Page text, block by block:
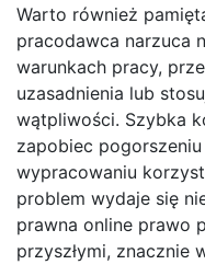
Warto również
pracodawca narzuca
warunkach pracy,
uzasadnienia lub
wątpliwości. Szybka
zapobiec
wypracowaniu
problem wydaje się
prawna online prawo
przyszłymi, znacznie